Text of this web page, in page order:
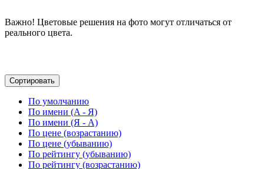
Важно! Цветовые решения на фото могут отличаться от
реального цвета.
Сортировать
По умолчанию
По имени (A - Я)
По имени (Я - A)
По цене (возрастанию)
По цене (убыванию)
По рейтингу (убыванию)
По рейтингу (возрастанию)